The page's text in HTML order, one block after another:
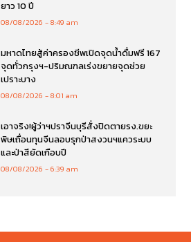
ยาว 10 ปี
08/08/2026 8:49 am
มหาดไทยสู้ค่าครองชีพเปิดจุดน้ำดื่มฟรี 167
จุดทั่วกรุงฯ-ปริมณฑลเร่งขยายจุดช่วย
เปราะบาง
08/08/2026 8:01 am
เอาจริง!ผู้ว่าฯปราจีนบุรีสั่งปิดตายรง.ขยะ
พิษเถื่อนทุนจีนลอบรุกป่าสงวนฯแควระบบ
และป่าสียัดเกือบปี
08/08/2026 6:39 am